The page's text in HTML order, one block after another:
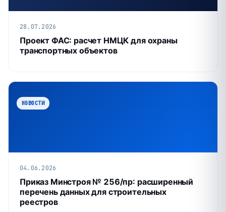
28.07.2026
Проект ФАС: расчет НМЦК для охраны
транспортных объектов
НОВОСТИ
04.06.2026
Приказ Минстроя № 256/пр: расширенный
перечень данных для строительных
реестров